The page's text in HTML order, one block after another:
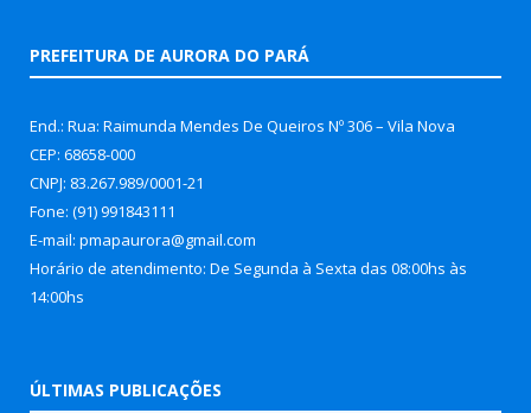
PREFEITURA DE AURORA DO PARÁ
End.: Rua: Raimunda Mendes De Queiros Nº 306 – Vila Nova
CEP: 68658-000
CNPJ: 83.267.989/0001-21
Fone: (91) 991843111
E-mail: pmapaurora@gmail.com
Horário de atendimento: De Segunda à Sexta das 08:00hs às
14:00hs
ÚLTIMAS PUBLICAÇÕES